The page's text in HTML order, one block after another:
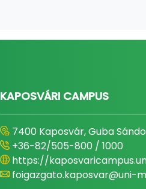
KAPOSVÁRI CAMPUS
7400 Kaposvár, Guba
+36-82/505-800 / 1000
https://
foigazgato.kaposvar@uni-